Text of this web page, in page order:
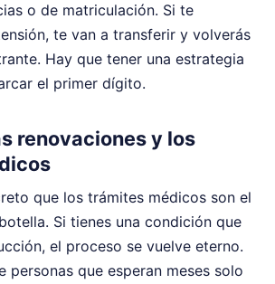
o de matriculación. Si te
te van a transferir y volverás
Hay que tener una estrategia
el primer dígito.
renovaciones y los
que los trámites médicos son el
Si tienes una condición que
el proceso se vuelve eterno.
personas que esperan meses solo